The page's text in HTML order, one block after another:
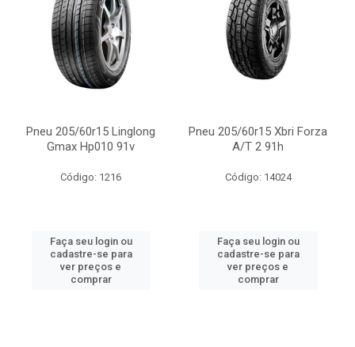
Pneu 205/60r15 Linglong
Gmax Hp010 91v
Código: 1216
Faça seu login ou
cadastre-se para
ver preços e
comprar
Pneu 205/60r15 Xbri Forza
A/T 2 91h
Código: 14024
Faça seu login ou
cadastre-se para
ver preços e
comprar